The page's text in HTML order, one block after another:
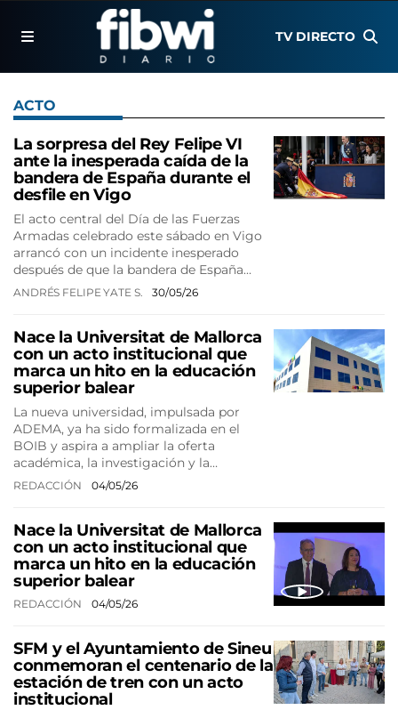
TV DIRECTO
ACTO
La sorpresa del Rey Felipe VI
ante la inesperada caída de la
bandera de España durante el
desfile en Vigo
El acto central del Día de las Fuerzas
Armadas celebrado este sábado en Vigo
arrancó con un incidente inesperado
después de que la bandera de España…
ANDRÉS FELIPE YATE S. 30/05/26
Nace la Universitat de Mallorca
con un acto institucional que
marca un hito en la educación
superior balear
La nueva universidad, impulsada por
ADEMA, ya ha sido formalizada en el
BOIB y aspira a ampliar la oferta
académica, la investigación y la…
REDACCIÓN 04/05/26
Nace la Universitat de Mallorca
con un acto institucional que
marca un hito en la educación
superior balear
REDACCIÓN 04/05/26
SFM y el Ayuntamiento de Sineu
conmemoran el centenario de la
estación de tren con un acto
institucional